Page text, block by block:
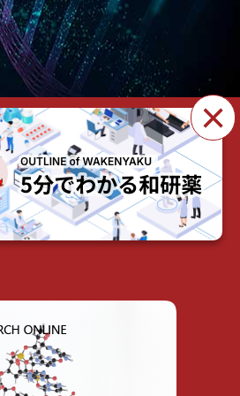
×
サービスを見る